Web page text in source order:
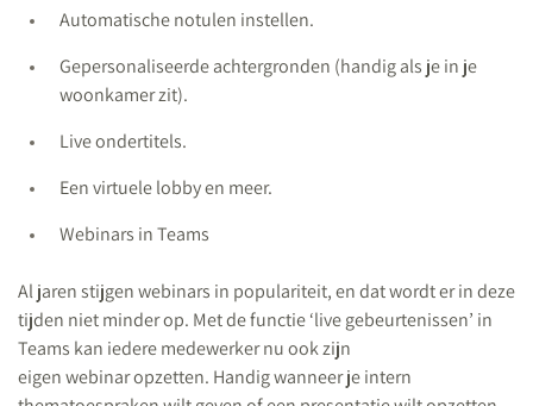
Automatische notulen instellen.
Gepersonaliseerde achtergronden (handig als je in je
woonkamer zit).
Live ondertitels.
Een virtuele lobby en meer.
Webinars in Teams
Al jaren stijgen webinars in populariteit, en dat wordt er in deze
tijden niet minder op. Met de functie ‘live gebeurtenissen’ in
Teams kan iedere medewerker nu ook zijn
eigen webinar opzetten. Handig wanneer je intern